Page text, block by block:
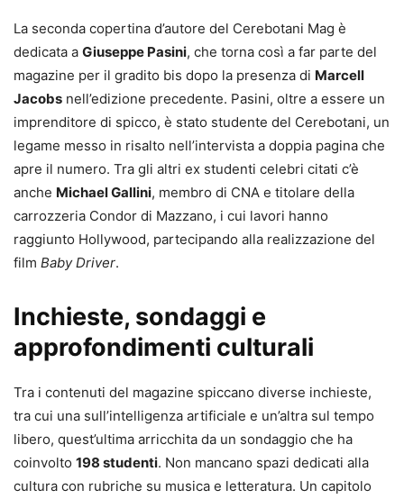
La seconda copertina d’autore del Cerebotani Mag è
dedicata a Giuseppe Pasini, che torna così a far parte del
magazine per il gradito bis dopo la presenza di Marcell
Jacobs nell’edizione precedente. Pasini, oltre a essere un
imprenditore di spicco, è stato studente del Cerebotani, un
legame messo in risalto nell’intervista a doppia pagina che
apre il numero. Tra gli altri ex studenti celebri citati c’è
anche Michael Gallini, membro di CNA e titolare della
carrozzeria Condor di Mazzano, i cui lavori hanno
raggiunto Hollywood, partecipando alla realizzazione del
film Baby Driver.
Inchieste, sondaggi e
approfondimenti culturali
Tra i contenuti del magazine spiccano diverse inchieste,
tra cui una sull’intelligenza artificiale e un’altra sul tempo
libero, quest’ultima arricchita da un sondaggio che ha
coinvolto 198 studenti. Non mancano spazi dedicati alla
cultura con rubriche su musica e letteratura. Un capitolo